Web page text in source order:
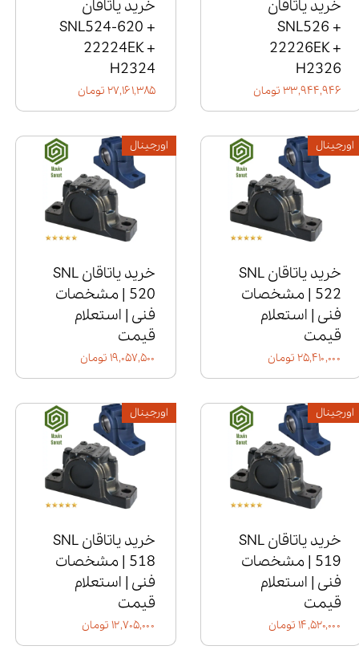
خرید یاتاقان
SNL526 +
22226EK +
H2326
۳۳,۹۴۴,۹۴۶ تومان
خرید یاتاقان
SNL524-620 +
22224EK +
H2324
۲۷,۱۶۱,۳۸۵ تومان
خرید یاتاقان SNL
522 | مشخصات
فنی | استعلام
قیمت
۲۵,۴۱۰,۰۰۰ تومان
اورجینال
خرید یاتاقان SNL
520 | مشخصات
فنی | استعلام
قیمت
۱۹,۰۵۷,۵۰۰ تومان
اورجینال
خرید یاتاقان SNL
519 | مشخصات
فنی | استعلام
قیمت
۱۴,۵۲۰,۰۰۰ تومان
اورجینال
خرید یاتاقان SNL
518 | مشخصات
فنی | استعلام
قیمت
۱۲,۷۰۵,۰۰۰ تومان
اورجینال